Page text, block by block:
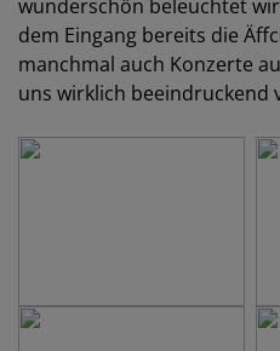
wunderschön beleuchtet
dem Eingang bereits die
manchmal auch Konzerte
uns wirklich beeindruckend